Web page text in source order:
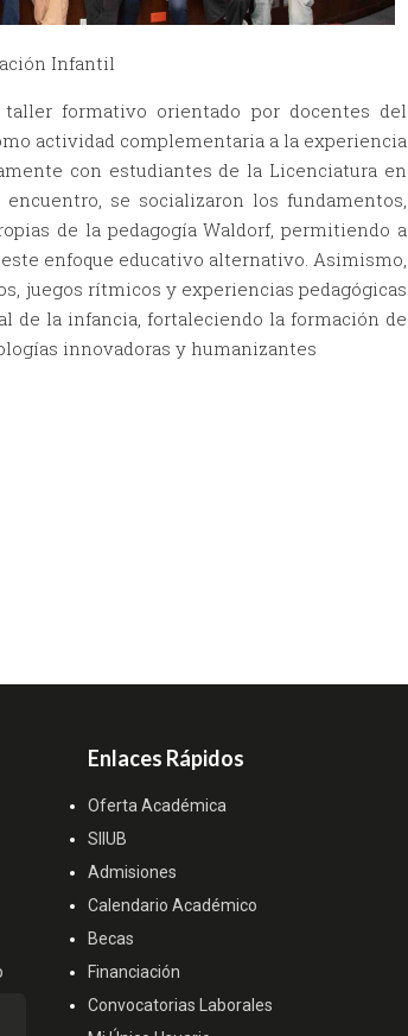
Infantil
formativo orientado por docentes del
actividad complementaria a la experiencia
con estudiantes de la Licenciatura en
se socializaron los fundamentos,
de la pedagogía Waldorf, permitiendo a
enfoque educativo alternativo. Asimismo,
juegos rítmicos y experiencias pedagógicas
de la infancia, fortaleciendo la formación de
innovadoras y humanizantes
Enlaces Rápidos
Oferta Académica
SIIUB
Admisiones
Calendario Académico
Becas
Financiación
Convocatorias Laborales